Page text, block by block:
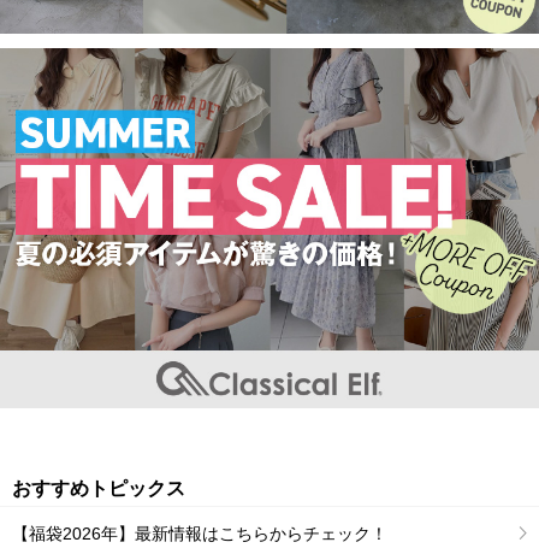
おすすめトピックス
【福袋2026年】最新情報はこちらからチェック！